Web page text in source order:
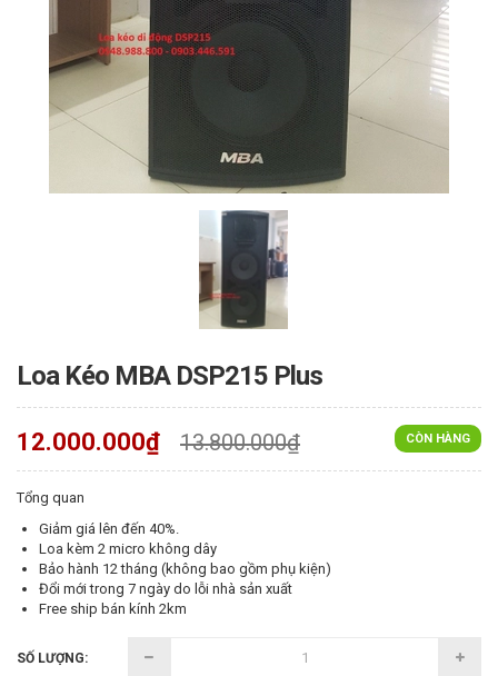
Loa Kéo MBA DSP215 Plus
CÒN HÀNG
12.000.000₫ 13.800.000₫
Tổng quan
Giảm giá lên đến 40%.
Loa kèm 2 micro không dây
Bảo hành 12 tháng (không bao gồm phụ kiện)
Đổi mới trong 7 ngày do lỗi nhà sản xuất
Free ship bán kính 2km
SỐ LƯỢNG: